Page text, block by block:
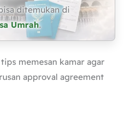
ditemukan di
Umrah.
memesan kamar agar
approval agreement